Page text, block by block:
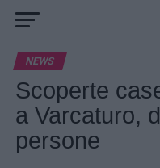
NEWS
Scoperte
a Varcaturo,
persone